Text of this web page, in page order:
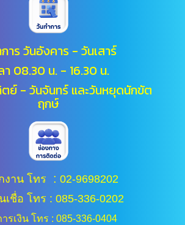
าร วันอังคาร - วันเสาร์
า 08.30 น. - 16.30 น.
ย์ - วันจันทร์ และวันหยุดนักขัต
ฤกษ์
งาน โทร : 02-9698202
เชื่อ โทร : 085-336-0202
รเงิน โทร : 085-336-0404